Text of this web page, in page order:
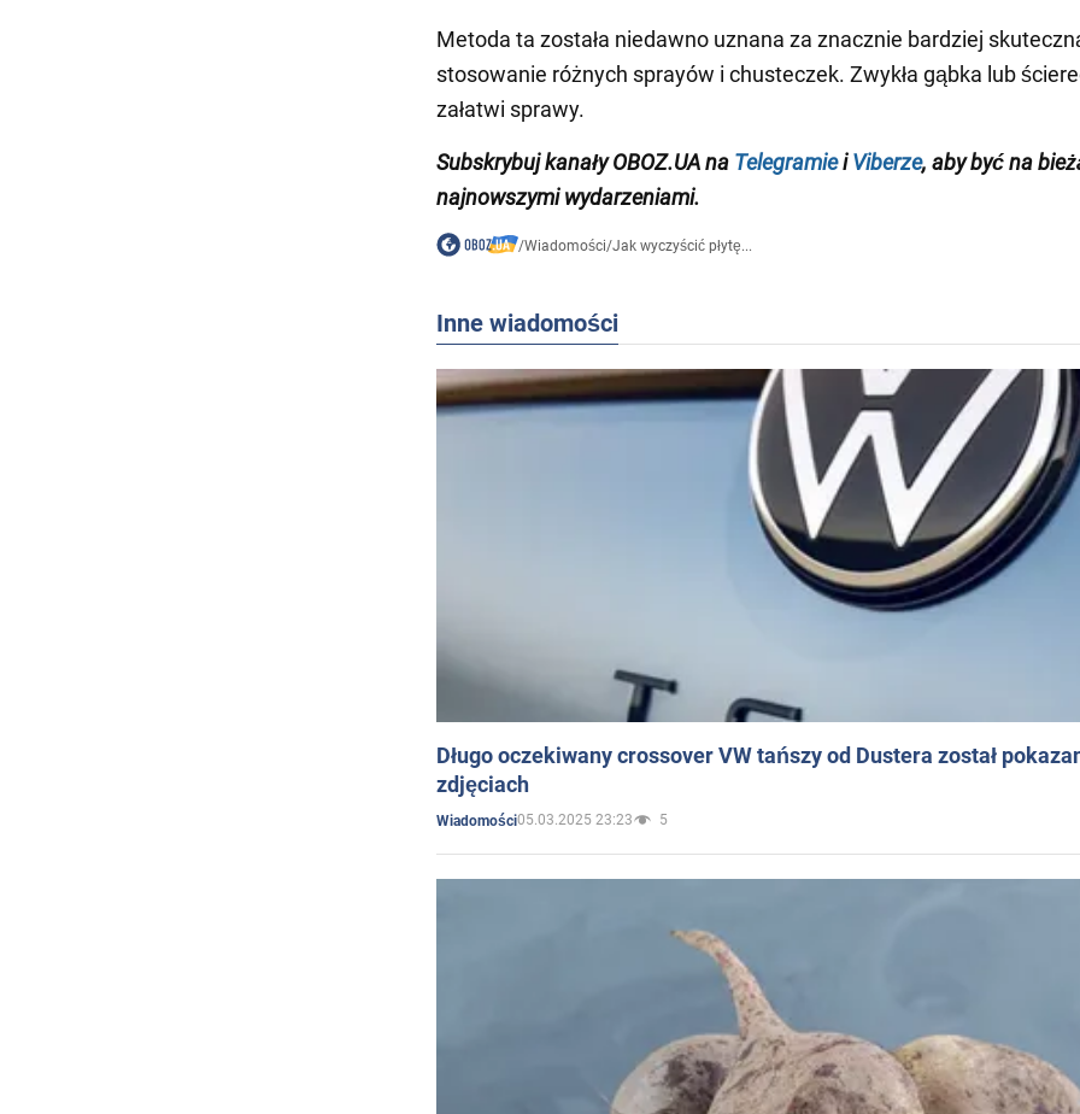
Metoda ta została niedawno uznana za znacznie bardziej
stosowanie różnych sprayów i chusteczek. Zwykła gąbka lub
załatwi sprawy.
SubskrybujkanałyOBOZ.UA na TelegramieiViberze, aby być na
najnowszymi wydarzeniami.
/Wiadomości/Jak wyczyścić płytę...
Inne wiadomości
Długo oczekiwany crossover VW tańszy od Dustera został
zdjęciach
Wiadomości05.03.2025 23:23 5